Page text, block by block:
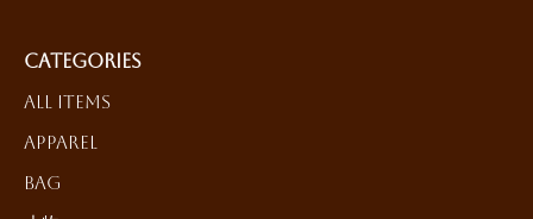
Categories
All Items
Apparel
Bag